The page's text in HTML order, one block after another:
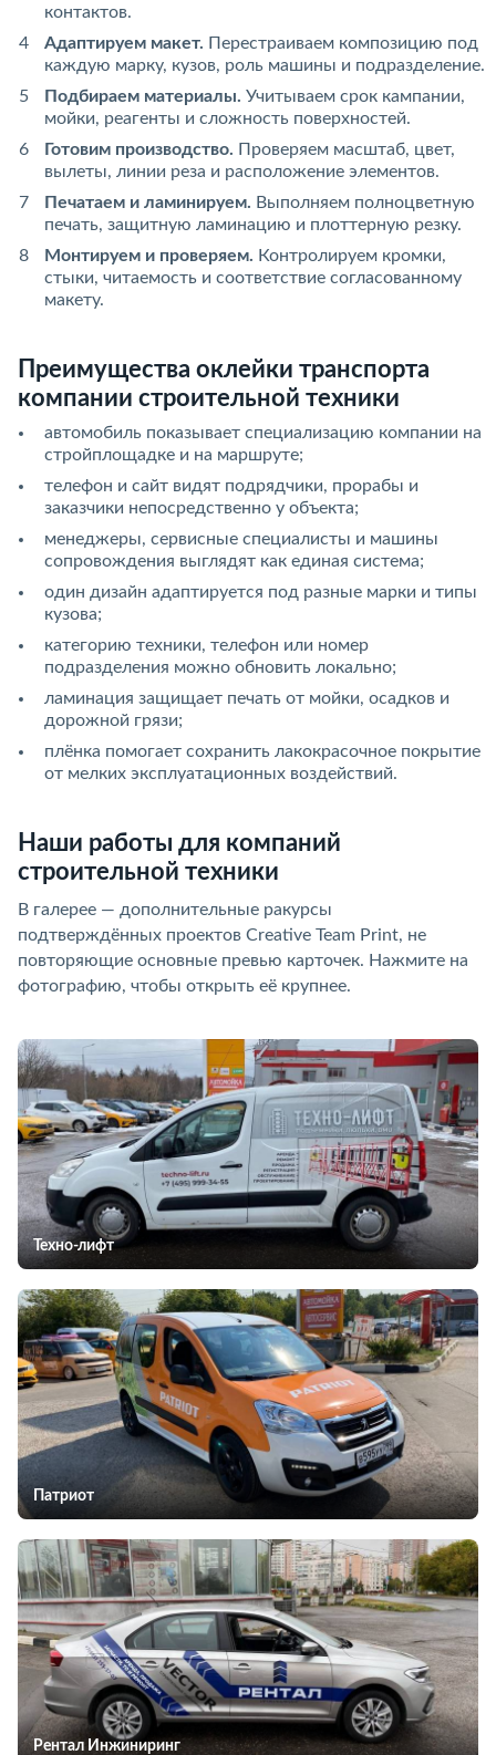
контактов.
Адаптируем макет. Перестраиваем композицию под
каждую марку, кузов, роль машины и подразделение.
Подбираем материалы. Учитываем срок кампании,
мойки, реагенты и сложность поверхностей.
Готовим производство. Проверяем масштаб, цвет,
вылеты, линии реза и расположение элементов.
Печатаем и ламинируем. Выполняем полноцветную
печать, защитную ламинацию и плоттерную резку.
Монтируем и проверяем. Контролируем кромки,
стыки, читаемость и соответствие согласованному
макету.
Преимущества оклейки транспорта
компании строительной техники
автомобиль показывает специализацию компании на
стройплощадке и на маршруте;
телефон и сайт видят подрядчики, прорабы и
заказчики непосредственно у объекта;
менеджеры, сервисные специалисты и машины
сопровождения выглядят как единая система;
один дизайн адаптируется под разные марки и типы
кузова;
категорию техники, телефон или номер
подразделения можно обновить локально;
ламинация защищает печать от мойки, осадков и
дорожной грязи;
плёнка помогает сохранить лакокрасочное покрытие
от мелких эксплуатационных воздействий.
Наши работы для компаний
строительной техники
В галерее — дополнительные ракурсы
подтверждённых проектов Creative Team Print, не
повторяющие основные превью карточек. Нажмите на
фотографию, чтобы открыть её крупнее.
Техно-лифт
Патриот
Рентал Инжиниринг